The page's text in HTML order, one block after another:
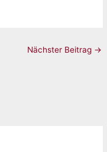
Nächster Beitrag →